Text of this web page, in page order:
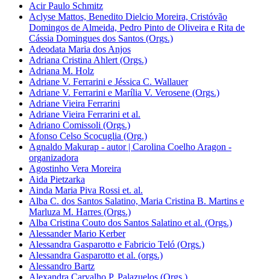
Acir Paulo Schmitz
Aclyse Mattos, Benedito Dielcio Moreira, Cristóvão
Domingos de Almeida, Pedro Pinto de Oliveira e Rita de
Cássia Domingues dos Santos (Orgs.)
Adeodata Maria dos Anjos
Adriana Cristina Ahlert (Orgs.)
Adriana M. Holz
Adriane V. Ferrarini e Jéssica C. Wallauer
Adriane V. Ferrarini e Marília V. Verosene (Orgs.)
Adriane Vieira Ferrarini
Adriane Vieira Ferrarini et al.
Adriano Comissoli (Orgs.)
Afonso Celso Scocuglia (Org.)
Agnaldo Makurap - autor | Carolina Coelho Aragon -
organizadora
Agostinho Vera Moreira
Aida Pietzarka
Ainda Maria Piva Rossi et. al.
Alba C. dos Santos Salatino, Maria Cristina B. Martins e
Marluza M. Harres (Orgs.)
Alba Cristina Couto dos Santos Salatino et al. (Orgs.)
Alessander Mario Kerber
Alessandra Gasparotto e Fabricio Teló (Orgs.)
Alessandra Gasparotto et al. (orgs.)
Alessandro Bartz